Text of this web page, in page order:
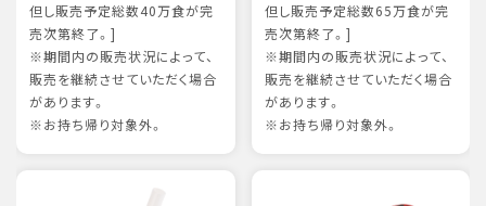
但し販売予定総数40万食が完
売次第終了。]
※期間内の販売状況によって、
販売を継続させていただく場合
があります。
※お持ち帰り対象外。
但し販売予定総数65万食が完
売次第終了。]
※期間内の販売状況によって、
販売を継続させていただく場合
があります。
※お持ち帰り対象外。